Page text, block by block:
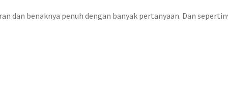
dan benaknya penuh dengan banyak pertanyaan. Dan